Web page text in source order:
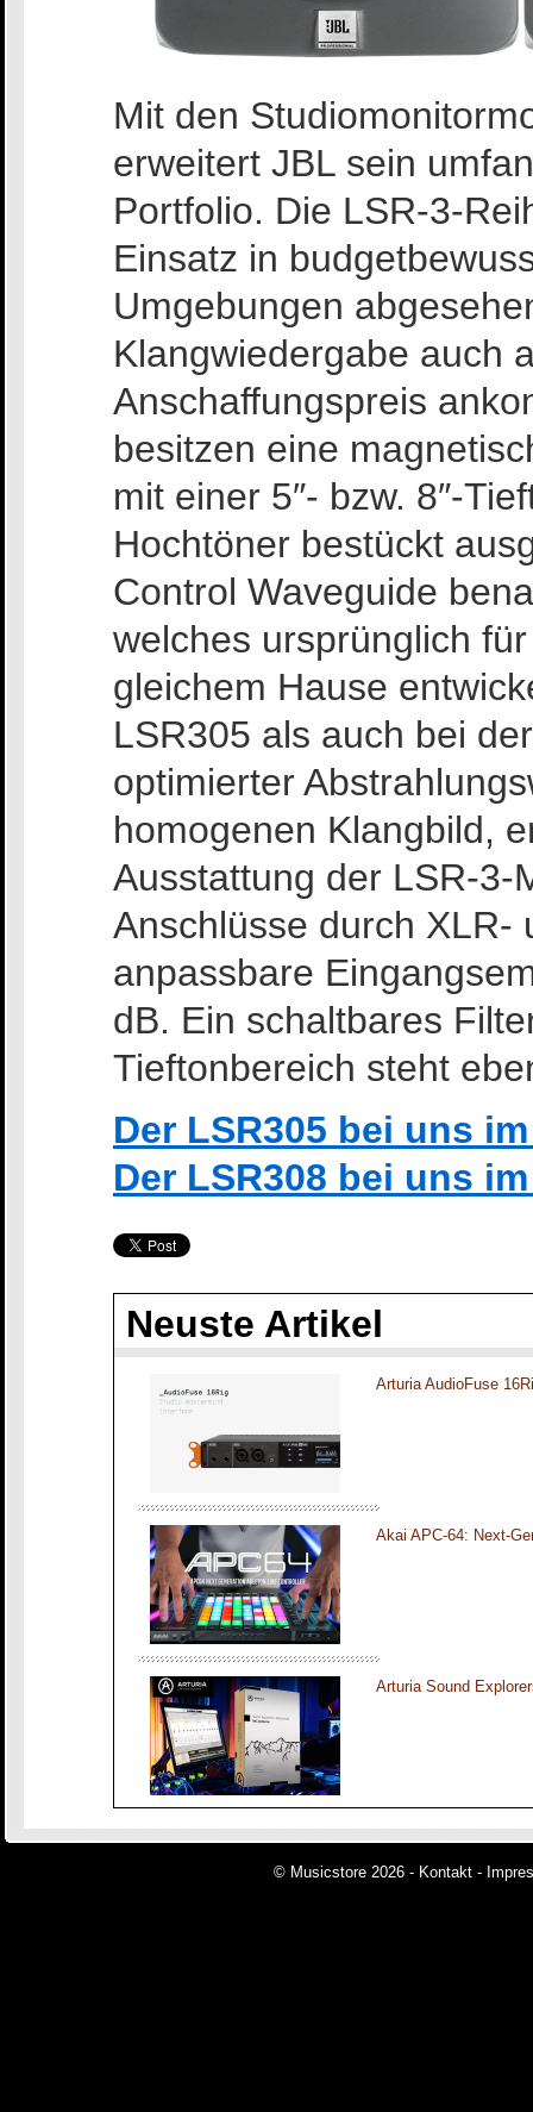
Mit den
erweitert JBL sein
Portfolio. Die LSR-3-
Einsatz in
Umgebungen
Klangwiedergabe auch
Anschaffungspreis
besitzen eine
mit einer 5″- bzw. 8″-
Hochtöner bestückt
Control Waveguide
welches ursprünglich
gleichem Hause
LSR305 als auch bei
optimierter
homogenen Klangbild,
Ausstattung der LSR-3-
Anschlüsse durch XLR-
anpassbare
dB. Ein schaltbares
Tieftonbereich steht
Der LSR305 bei uns
Der LSR308 bei uns
Neuste Artikel
Arturia AudioFuse
Akai APC-64: Next-
Arturia Sound
© Musicstore 2026 - Kontakt -